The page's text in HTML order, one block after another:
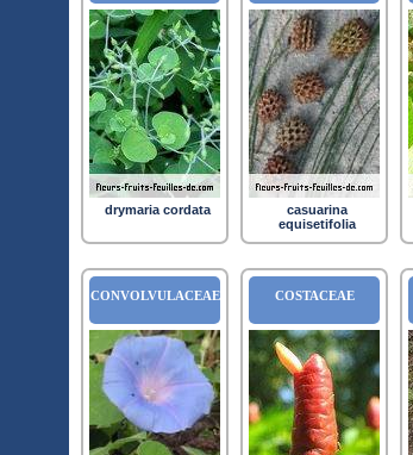
drymaria cordata
casuarina
equisetifolia
CONVOLVULACEAE COSTACEAE